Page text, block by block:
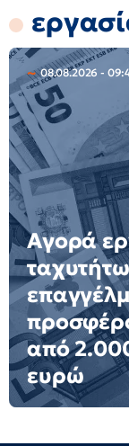
08.08.2026 -
Αγορά
από
ευρώ